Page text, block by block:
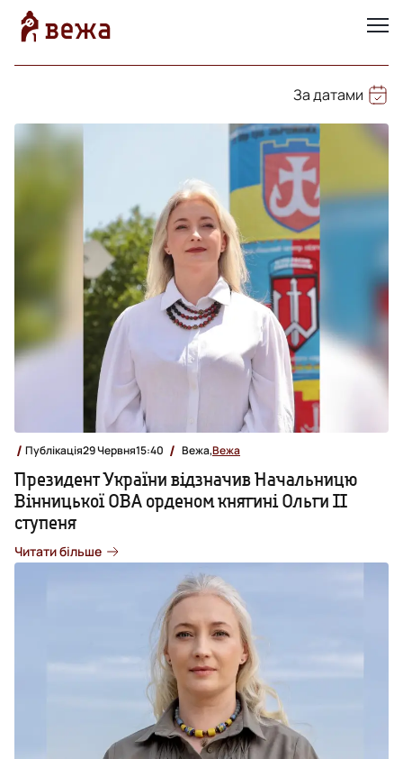
За датами
Публікація29 Червня15:40 Вежа,Вежа
Президент України відзначив Начальницю
Вінницької ОВА орденом княгині Ольги ІІ
ступеня
Читати більше